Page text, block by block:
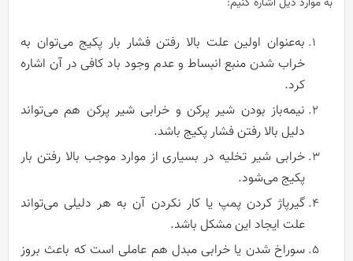
به‌عنوان اولین علت بالا رفتن فشار بار پکیج می‌توان به
خراب شدن منبع انبساط و عدم وجود باد کافی در آن اشاره
کرد.
نیمه‌باز بودن شیر پرکن و خرابی شیر پرکن هم می‌تواند
دلیل بالا رفتن فشار پکیج باشد.
خرابی شیر تخلیه در بسیاری از موارد موجب بالا رفتن بار
پکیج می‌شود.
گیرپاژ کردن پمپ یا کار نکردن آن به هر دلیلی می‌تواند
علت ایجاد این مشکل باشد.
سوراخ شدن یا خرابی مبدل هم عاملی است که باعث بروز